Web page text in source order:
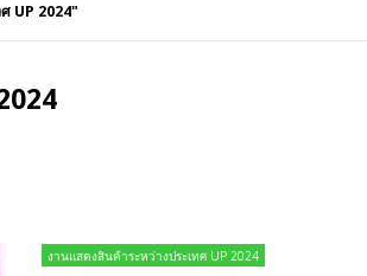
UP 2024"
งานแสดงสินค้าระหว่างประเทศ UP 2024